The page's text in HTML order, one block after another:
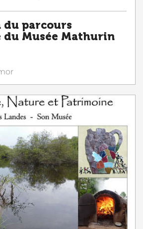
parcours
Musée Mathurin